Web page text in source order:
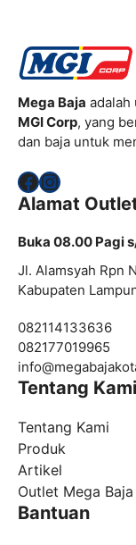
Mega Baja adalah
MGI Corp, yang
dan baja untuk
Facebook
Instagram
Alamat
Buka 08.00 Pagi
Jl. Alamsyah Rpn
Kabupaten
082114133636
082177019965
info@
Tentang Kami
Tentang Kami
Produk
Artikel
Outlet Mega Baja
Bantuan